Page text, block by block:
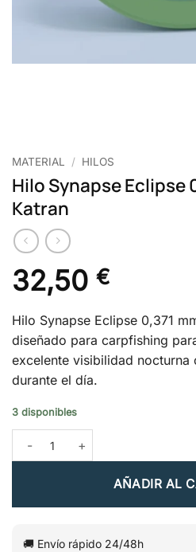
MATERIAL / HILOS
Hilo Synapse Eclipse
Katran
32,50 €
Hilo Synapse Eclipse 0,371
diseñado para carpfishing
excelente visibilidad nocturna
durante el día.
3 disponibles
AÑADIR AL
🚚 Envío rápido 24/48h